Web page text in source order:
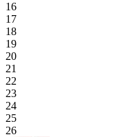
16
17
18
19
20
21
22
23
24
25
26